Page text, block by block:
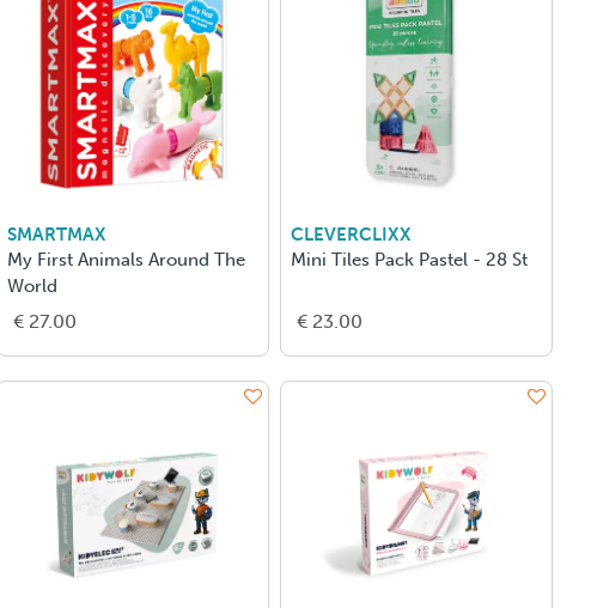
SMARTMAX
My First Animals Around The
World
€ 27.00
CLEVERCLIXX
Mini Tiles Pack Pastel - 28 St
€ 23.00